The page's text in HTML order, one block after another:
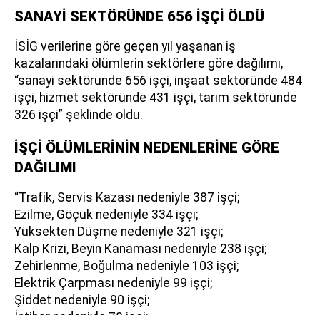
SANAYİ SEKTÖRÜNDE 656 İŞÇİ ÖLDÜ
İSİG verilerine göre geçen yıl yaşanan iş
kazalarındaki ölümlerin sektörlere göre dağılımı,
“sanayi sektöründe 656 işçi, inşaat sektöründe 484
işçi, hizmet sektöründe 431 işçi, tarım sektöründe
326 işçi” şeklinde oldu.
İŞÇİ ÖLÜMLERİNİN NEDENLERİNE GÖRE
DAĞILIMI
“Trafik, Servis Kazası nedeniyle 387 işçi;
Ezilme, Göçük nedeniyle 334 işçi;
Yüksekten Düşme nedeniyle 321 işçi;
Kalp Krizi, Beyin Kanaması nedeniyle 238 işçi;
Zehirlenme, Boğulma nedeniyle 103 işçi;
Elektrik Çarpması nedeniyle 99 işçi;
Şiddet nedeniyle 90 işçi;